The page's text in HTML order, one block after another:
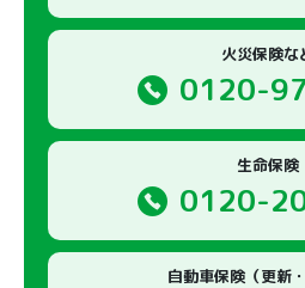
火災保険な
0120-
生命保険
0120-
自動車保険（更新